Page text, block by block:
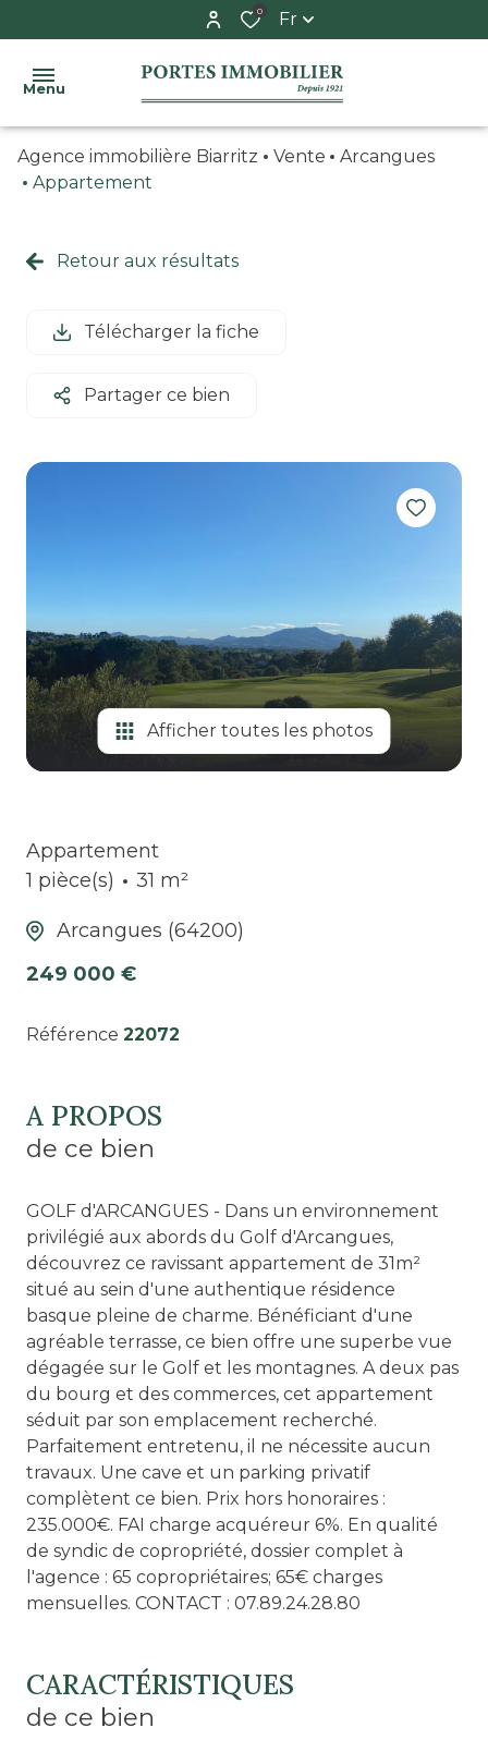
0 Fr
Menu
ACCUEIL
parking
LE
copropriétaire
utiles
CONTACT
Agence immobilière Biarritz Vente
Arcangues
Appartement
Retour aux résultats
Télécharger la fiche
Partager ce bien
Afficher toutes les photos
Appartement
1 pièce(s)
31 m²
Arcangues (64200)
249 000 €
Référence 22072
A PROPOS
de ce bien
GOLF d'ARCANGUES - Dans un environnement
privilégié aux abords du Golf d'Arcangues,
découvrez ce ravissant appartement de 31m²
situé au sein d'une authentique résidence
basque pleine de charme. Bénéficiant d'une
agréable terrasse, ce bien offre une superbe vue
dégagée sur le Golf et les montagnes. A deux pas
du bourg et des commerces, cet appartement
séduit par son emplacement recherché.
Parfaitement entretenu, il ne nécessite aucun
travaux. Une cave et un parking privatif
complètent ce bien. Prix hors honoraires :
235.000€. FAI charge acquéreur 6%. En qualité
de syndic de copropriété, dossier complet à
l'agence : 65 copropriétaires; 65€ charges
mensuelles. CONTACT : 07.89.24.28.80
CARACTÉRISTIQUES
de ce bien